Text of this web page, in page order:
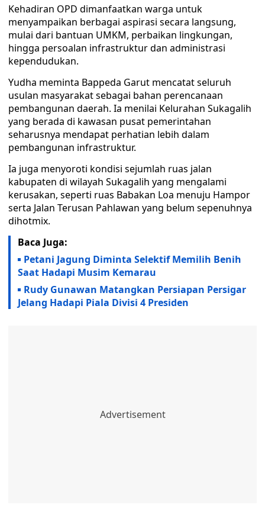
Kehadiran OPD dimanfaatkan warga untuk
menyampaikan berbagai aspirasi secara langsung,
mulai dari bantuan UMKM, perbaikan lingkungan,
hingga persoalan infrastruktur dan administrasi
kependudukan.
Yudha meminta Bappeda Garut mencatat seluruh
usulan masyarakat sebagai bahan perencanaan
pembangunan daerah. Ia menilai Kelurahan Sukagalih
yang berada di kawasan pusat pemerintahan
seharusnya mendapat perhatian lebih dalam
pembangunan infrastruktur.
Ia juga menyoroti kondisi sejumlah ruas jalan
kabupaten di wilayah Sukagalih yang mengalami
kerusakan, seperti ruas Babakan Loa menuju Hampor
serta Jalan Terusan Pahlawan yang belum sepenuhnya
dihotmix.
Baca Juga:
Petani Jagung Diminta Selektif Memilih Benih
Saat Hadapi Musim Kemarau
Rudy Gunawan Matangkan Persiapan Persigar
Jelang Hadapi Piala Divisi 4 Presiden